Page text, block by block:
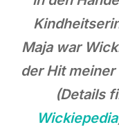
Maja war
der Hit
(Details
Wickiepedia